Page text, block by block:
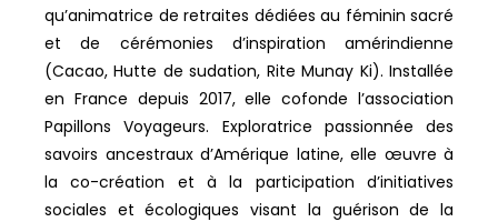
qu’animatrice de retraites dédiées au féminin sacré
et de cérémonies d’inspiration amérindienne
(Cacao, Hutte de sudation, Rite Munay Ki). Installée
en France depuis 2017, elle cofonde l’association
Papillons Voyageurs. Exploratrice passionnée des
savoirs ancestraux d’Amérique latine, elle œuvre à
la co-création et à la participation d’initiatives
sociales et écologiques visant la guérison de la